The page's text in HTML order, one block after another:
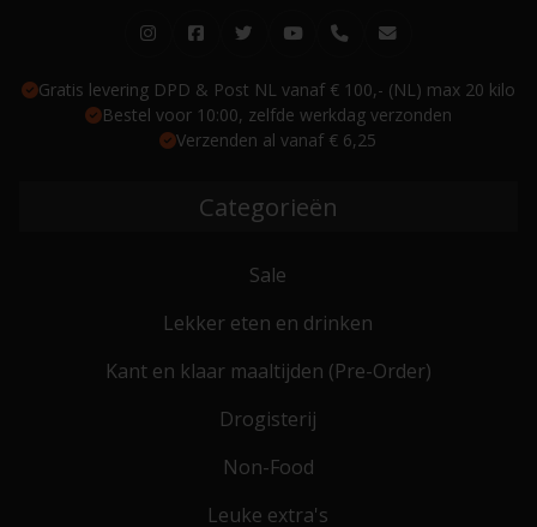
Gratis levering DPD & Post NL vanaf € 100,- (NL) max 20 kilo
Bestel voor 10:00, zelfde werkdag verzonden
Verzenden al vanaf € 6,25
Categorieën
Sale
Lekker eten en drinken
Kant en klaar maaltijden (Pre-Order)
Drogisterij
Non-Food
Leuke extra's